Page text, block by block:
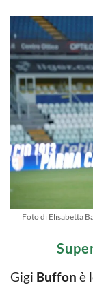
Foto di Elisabetta
Gigi Buffon è